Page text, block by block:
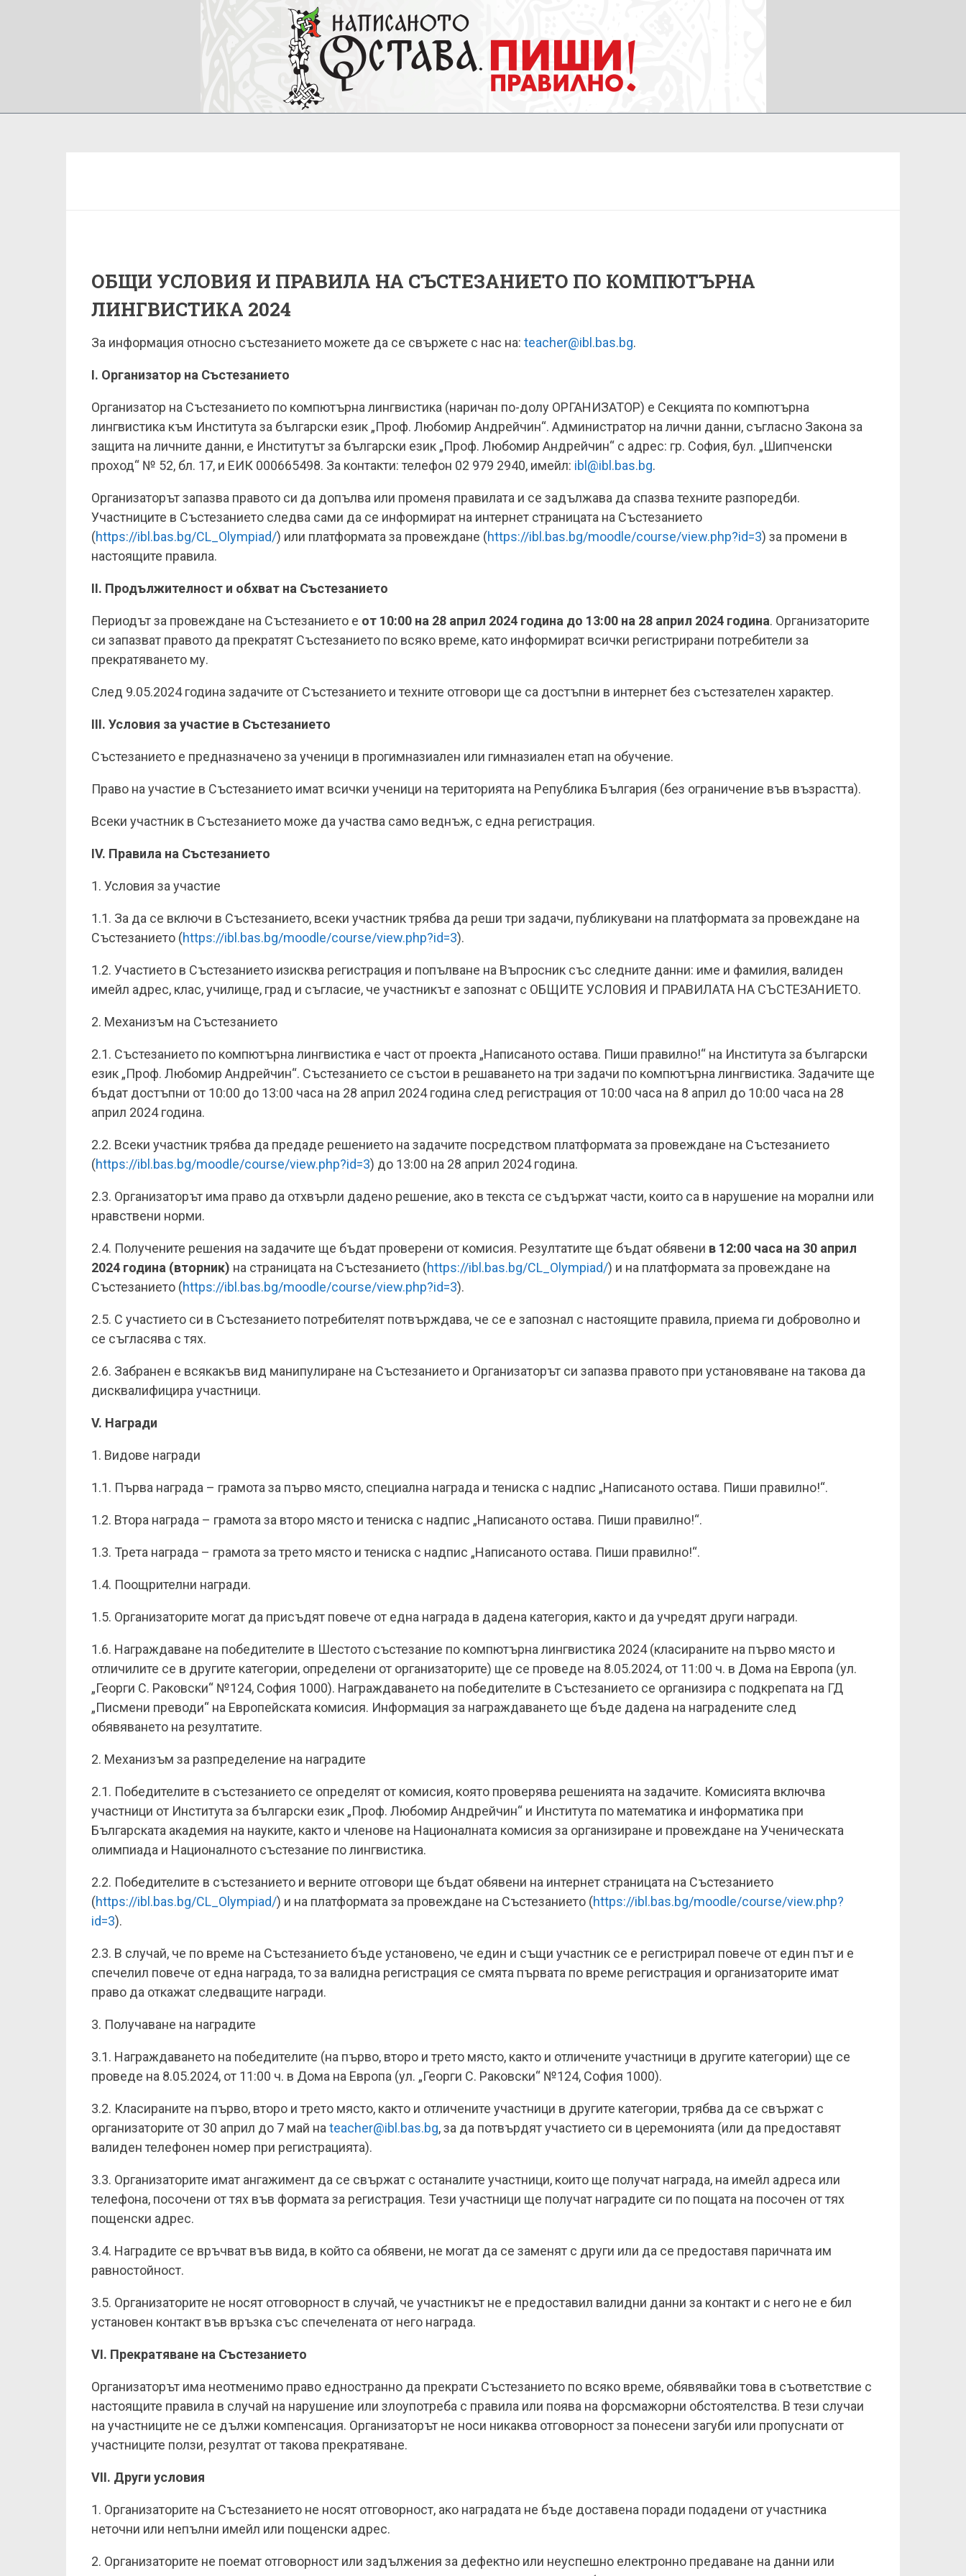
ОБЩИ УСЛОВИЯ И ПРАВИЛА НА СЪСТЕЗАНИЕТО ПО КОМПЮТЪРНА
ЛИНГВИСТИКА 2024
За информация относно състезанието можете да се свържете с нас на: teacher@ibl.bas.bg.
I. Организатор на Състезанието
Организатор на Състезанието по компютърна лингвистика (наричан по-долу ОРГАНИЗАТОР) е Секцията по компютърна
лингвистика към Института за български език „Проф. Любомир Андрейчин“. Администратор на лични данни, съгласно Закона за
защита на личните данни, е Институтът за български език „Проф. Любомир Андрейчин“ с адрес: гр. София, бул. „Шипченски
проход“ № 52, бл. 17, и ЕИК 000665498. За контакти: телефон 02 979 2940, имейл: ibl@ibl.bas.bg.
Организаторът запазва правото си да допълва или променя правилата и се задължава да спазва техните разпоредби.
Участниците в Състезанието следва сами да се информират на интернет страницата на Състезанието
(https://ibl.bas.bg/CL_Olympiad/) или платформата за провеждане (https://ibl.bas.bg/moodle/course/view.php?id=3) за промени в
настоящите правила.
II. Продължителност и обхват на Състезанието
Периодът за провеждане на Състезанието е от 10:00 на 28 април 2024 година до 13:00 на 28 април 2024 година. Организаторите
си запазват правото да прекратят Състезанието по всяко време, като информират всички регистрирани потребители за
прекратяването му.
След 9.05.2024 година задачите от Състезанието и техните отговори ще са достъпни в интернет без състезателен характер.
III. Условия за участие в Състезанието
Състезанието е предназначено за ученици в прогимназиален или гимназиален етап на обучение.
Право на участие в Състезанието имат всички ученици на територията на Република България (без ограничение във възрастта).
Всеки участник в Състезанието може да участва само веднъж, с една регистрация.
IV. Правила на Състезанието
1. Условия за участие
1.1. За да се включи в Състезанието, всеки участник трябва да реши три задачи, публикувани на платформата за провеждане на
Състезанието (https://ibl.bas.bg/moodle/course/view.php?id=3).
1.2. Участието в Състезанието изисква регистрация и попълване на Въпросник със следните данни: име и фамилия, валиден
имейл адрес, клас, училище, град и съгласие, че участникът е запознат с ОБЩИТЕ УСЛОВИЯ И ПРАВИЛАТА НА СЪСТЕЗАНИЕТО.
2. Механизъм на Състезанието
2.1. Състезанието по компютърна лингвистика е част от проекта „Написаното остава. Пиши правилно!“ на Института за български
език „Проф. Любомир Андрейчин“. Състезанието се състои в решаването на три задачи по компютърна лингвистика. Задачите ще
бъдат достъпни от 10:00 до 13:00 часа на 28 април 2024 година след регистрация от 10:00 часа на 8 април до 10:00 часа на 28
април 2024 година.
2.2. Всеки участник трябва да предаде решението на задачите посредством платформата за провеждане на Състезанието
(https://ibl.bas.bg/moodle/course/view.php?id=3) до 13:00 на 28 април 2024 година.
2.3. Организаторът има право да отхвърли дадено решение, ако в текста се съдържат части, които са в нарушение на морални или
нравствени норми.
2.4. Получените решения на задачите ще бъдат проверени от комисия. Резултатите ще бъдат обявени в 12:00 часа на 30 април
2024 година (вторник) на страницата на Състезанието (https://ibl.bas.bg/CL_Olympiad/) и на платформата за провеждане на
Състезанието (https://ibl.bas.bg/moodle/course/view.php?id=3).
2.5. С участието си в Състезанието потребителят потвърждава, че се е запознал с настоящите правила, приема ги доброволно и
се съгласява с тях.
2.6. Забранен е всякакъв вид манипулиране на Състезанието и Организаторът си запазва правото при установяване на такова да
дисквалифицира участници.
V. Награди
1. Видове награди
1.1. Първа награда – грамота за първо място, специална награда и тениска с надпис „Написаното остава. Пиши правилно!“.
1.2. Втора награда – грамота за второ място и тениска с надпис „Написаното остава. Пиши правилно!“.
1.3. Трета награда – грамота за трето място и тениска с надпис „Написаното остава. Пиши правилно!“.
1.4. Поощрителни награди.
1.5. Организаторите могат да присъдят повече от една награда в дадена категория, както и да учредят други награди.
1.6. Награждаване на победителите в Шестото състезание по компютърна лингвистика 2024 (класираните на първо място и
отличилите се в другите категории, определени от организаторите) ще се проведе на 8.05.2024, от 11:00 ч. в Дома на Европа (ул.
„Георги С. Раковски“ №124, София 1000). Награждаването на победителите в Състезанието се организира с подкрепата на ГД
„Писмени преводи“ на Европейската комисия. Информация за награждаването ще бъде дадена на наградените след
обявяването на резултатите.
2. Механизъм за разпределение на наградите
2.1. Победителите в състезанието се определят от комисия, която проверява решенията на задачите. Комисията включва
участници от Института за български език „Проф. Любомир Андрейчин“ и Института по математика и информатика при
Българската академия на науките, както и членове на Националната комисия за организиране и провеждане на Ученическата
олимпиада и Националното състезание по лингвистика.
2.2. Победителите в състезанието и верните отговори ще бъдат обявени на интернет страницата на Състезанието
(https://ibl.bas.bg/CL_Olympiad/) и на платформата за провеждане на Състезанието (https://ibl.bas.bg/moodle/course/view.php?
id=3).
2.3. В случай, че по време на Състезанието бъде установено, че един и същи участник се е регистрирал повече от един път и е
спечелил повече от една награда, то за валидна регистрация се смята първата по време регистрация и организаторите имат
право да откажат следващите награди.
3. Получаване на наградите
3.1. Награждаването на победителите (на първо, второ и трето място, както и отличените участници в другите категории) ще се
проведе на 8.05.2024, от 11:00 ч. в Дома на Европа (ул. „Георги С. Раковски“ №124, София 1000).
3.2. Класираните на първо, второ и трето място, както и отличените участници в другите категории, трябва да се свържат с
организаторите от 30 април до 7 май на teacher@ibl.bas.bg, за да потвърдят участието си в церемонията (или да предоставят
валиден телефонен номер при регистрацията).
3.3. Организаторите имат ангажимент да се свържат с останалите участници, които ще получат награда, на имейл адреса или
телефона, посочени от тях във формата за регистрация. Тези участници ще получат наградите си по пощата на посочен от тях
пощенски адрес.
3.4. Наградите се връчват във вида, в който са обявени, не могат да се заменят с други или да се предоставя паричната им
равностойност.
3.5. Организаторите не носят отговорност в случай, че участникът не е предоставил валидни данни за контакт и с него не е бил
установен контакт във връзка със спечелената от него награда.
VI. Прекратяване на Състезанието
Организаторът има неотменимо право едностранно да прекрати Състезанието по всяко време, обявявайки това в съответствие с
настоящите правила в случай на нарушение или злоупотреба с правила или поява на форсмажорни обстоятелства. В тези случаи
на участниците не се дължи компенсация. Организаторът не носи никаква отговорност за понесени загуби или пропуснати от
участниците ползи, резултат от такова прекратяване.
VII. Други условия
1. Организаторите на Състезанието не носят отговорност, ако наградата не бъде доставена поради подадени от участника
неточни или непълни имейл или пощенски адрес.
2. Организаторите не поемат отговорност или задължения за дефектно или неуспешно електронно предаване на данни или